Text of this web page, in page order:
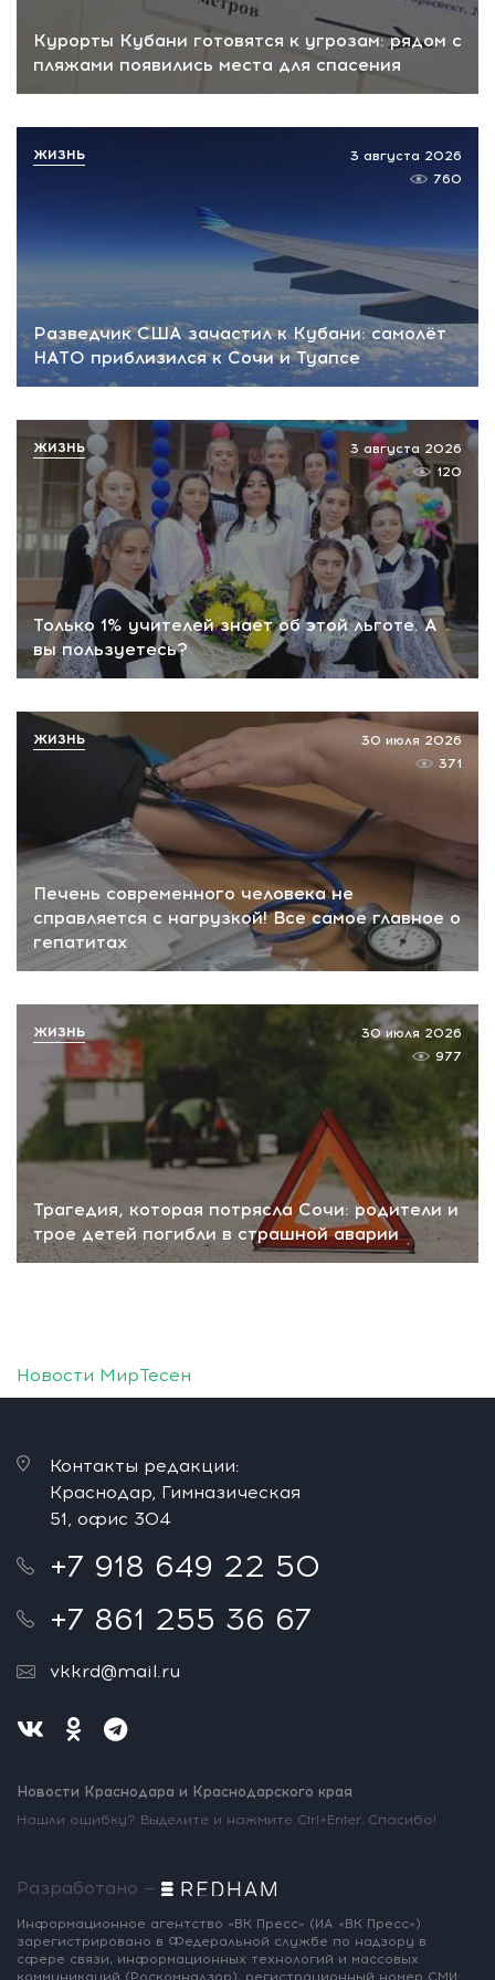
Курорты Кубани готовятся к угрозам: рядом с
пляжами появились места для спасения
Разведчик США зачастил к Кубани: самолёт
НАТО приблизился к Сочи и Туапсе
3 августа 2026
760
ЖИЗНЬ
Только 1% учителей знает об этой льготе. А
вы пользуетесь?
3 августа 2026
120
ЖИЗНЬ
Печень современного человека не
справляется с нагрузкой! Все самое главное о
гепатитах
30 июля 2026
371
ЖИЗНЬ
Трагедия, которая потрясла Сочи: родители и
трое детей погибли в страшной аварии
30 июля 2026
977
ЖИЗНЬ
Новости МирТесен
Контакты редакции:
Краснодар, Гимназическая
51, офис 304
+7 918 649 22 50
+7 861 255 36 67
vkkrd@mail.ru
Новости Краснодара и Краснодарского края
Нашли ошибку? Выделите и нажмите Ctrl+Enter. Спасибо!
Разработано —
Информационное агентство «ВК Пресс» (ИА «ВК Пресс»)
зарегистрировано в Федеральной службе по надзору в
сфере связи, информационных технологий и массовых
коммуникаций (Роскомнадзор), регистрационный номер СМИ: